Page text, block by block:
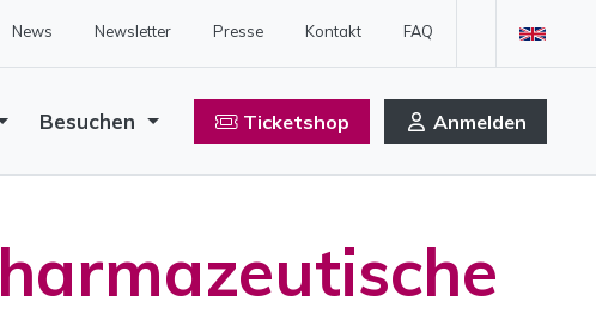
News Newsletter Presse Kontakt FAQ
Besuchen Ticketshop Anmelden